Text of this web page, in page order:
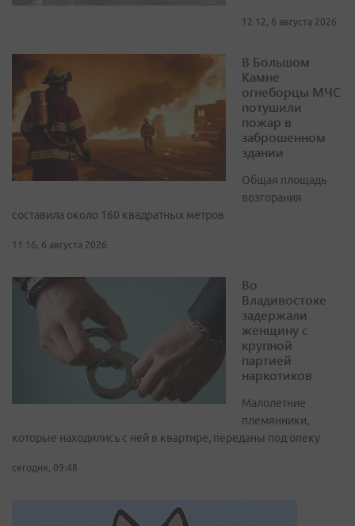
12:12, 6 августа 2026
В Большом
Камне
огнеборцы МЧС
потушили
пожар в
заброшенном
здании
Общая площадь
возгорания
составила около 160 квадратных метров
11:16, 6 августа 2026
Во
Владивостоке
задержали
женщину с
крупной
партией
наркотиков
Малолетние
племянники,
которые находились с ней в квартире, переданы под опеку
сегодня, 09:48